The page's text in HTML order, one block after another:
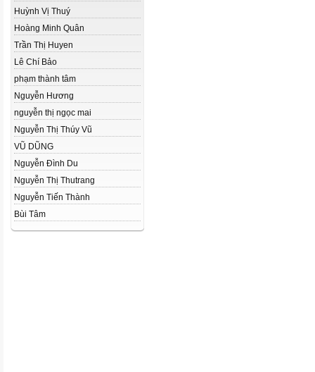
Huỳnh Vị Thuý
Hoàng Minh Quân
Trần Thị Huyen
Lê Chí Bảo
phạm thành tâm
Nguyễn Hương
nguyễn thị ngọc mai
Nguyễn Thị Thúy Vũ
VŨ DŨNG
Nguyễn Đình Du
Nguyễn Thị Thutrang
Nguyễn Tiến Thành
Bùi Tâm